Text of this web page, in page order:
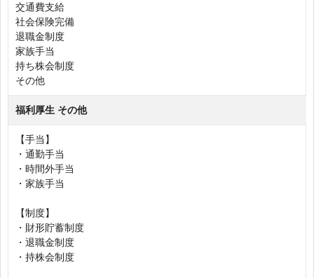
交通費支給
社会保険完備
退職金制度
家族手当
持ち株会制度
その他
福利厚生 その他
【手当】
・通勤手当
・時間外手当
・家族手当
【制度】
・財形貯蓄制度
・退職金制度
・持株会制度